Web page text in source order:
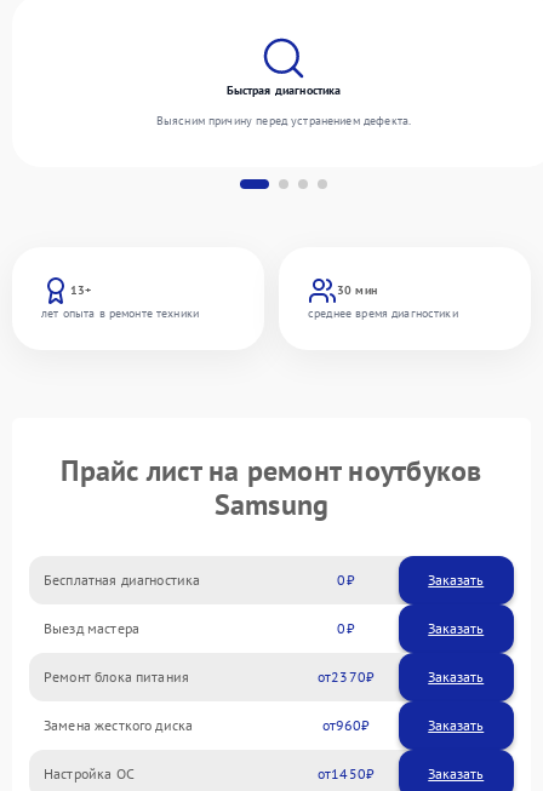
13+
лет опыта в ремонте техники
30 мин
среднее время диагностики
Быстрая диагностика
Выясним причину перед устранением дефекта.
Прайс лист на ремонт ноутбуков
Samsung
Бесплатная диагностика 0 Заказать
Выезд мастера 0 Заказать
Ремонт блока питания 2370
Замена жесткого диска 960
Настройка ОС 1450